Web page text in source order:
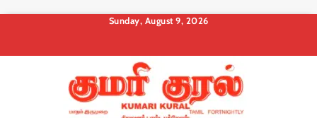
content
Sunday, August 9, 2026
Policy
Conditions
CheckoutCancel